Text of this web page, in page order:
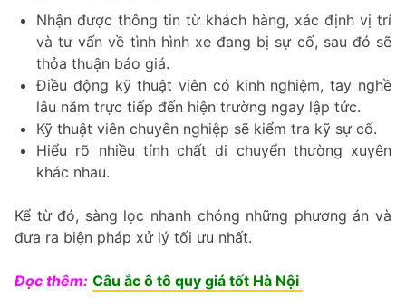
Nhận được thông tin từ khách hàng, xác định vị trí
và tư vấn về tình hình xe đang bị sự cố, sau đó sẽ
thỏa thuận báo giá.
Điều động kỹ thuật viên có kinh nghiệm, tay nghề
lâu năm trực tiếp đến hiện trường ngay lập tức.
Kỹ thuật viên chuyên nghiệp sẽ kiểm tra kỹ sự cố.
Hiểu rõ nhiều tính chất di chuyển thường xuyên
khác nhau.
Kể từ đó, sàng lọc nhanh chóng những phương án và
đưa ra biện pháp xử lý tối ưu nhất.
Đọc thêm: Câu ắc ô tô quy giá tốt Hà Nội